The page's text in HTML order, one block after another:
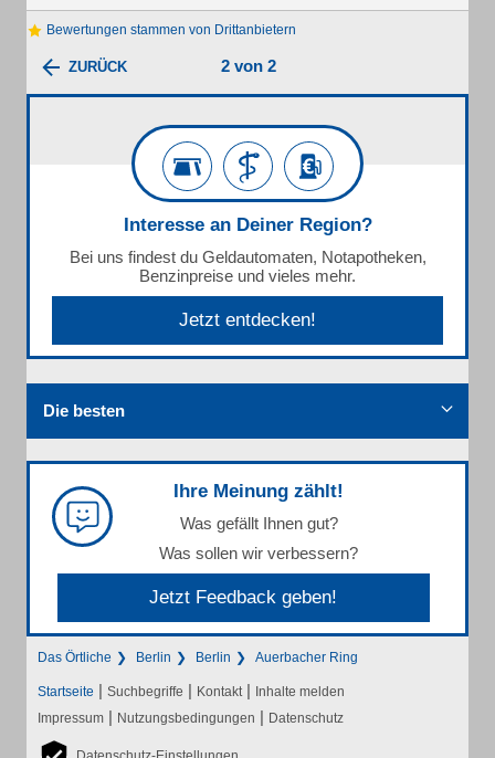
Bewertungen stammen von Drittanbietern
ZURÜCK 2 von 2
Interesse an Deiner Region?
Bei uns findest du Geldautomaten, Notapotheken,
Benzinpreise und vieles mehr.
Jetzt entdecken!
Die besten
Ihre Meinung zählt!
Was gefällt Ihnen gut?
Was sollen wir verbessern?
Jetzt Feedback geben!
Das Örtliche Berlin Berlin Auerbacher Ring
Startseite | Suchbegriffe | Kontakt | Inhalte melden
Impressum | Nutzungsbedingungen | Datenschutz